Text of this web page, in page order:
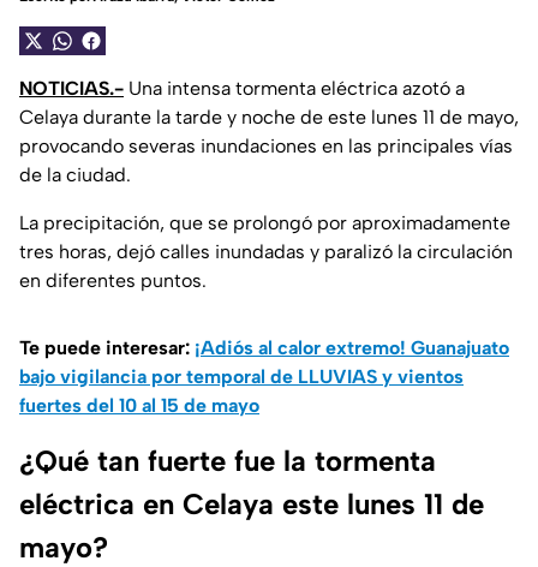
NOTICIAS.- Una intensa tormenta eléctrica azotó a
Celaya durante la tarde y noche de este lunes 11 de mayo,
provocando severas inundaciones en las principales vías
de la ciudad.
La precipitación, que se prolongó por aproximadamente
tres horas, dejó calles inundadas y paralizó la circulación
en diferentes puntos.
Te puede interesar: ¡Adiós al calor extremo! Guanajuato
bajo vigilancia por temporal de LLUVIAS y vientos
fuertes del 10 al 15 de mayo
¿Qué tan fuerte fue la tormenta
eléctrica en Celaya este lunes 11 de
mayo?